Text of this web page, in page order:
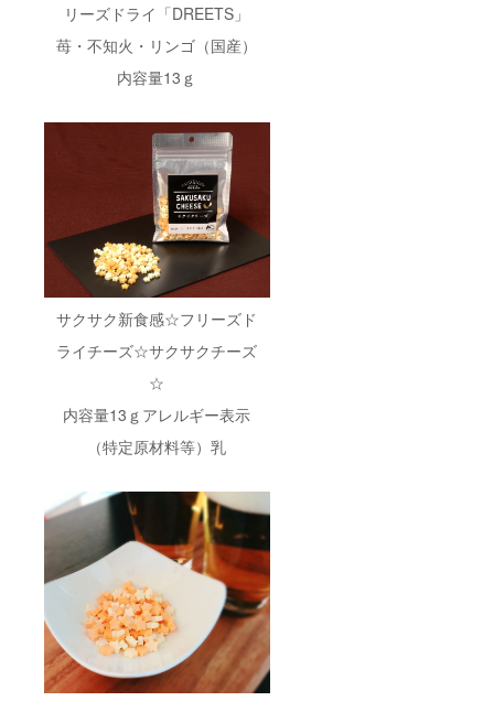
リーズドライ「DREETS」
苺・不知火・リンゴ（国産）
内容量13ｇ
サクサク新食感☆フリーズド
ライチーズ☆サクサクチーズ
☆
内容量13ｇアレルギー表示
（特定原材料等）乳